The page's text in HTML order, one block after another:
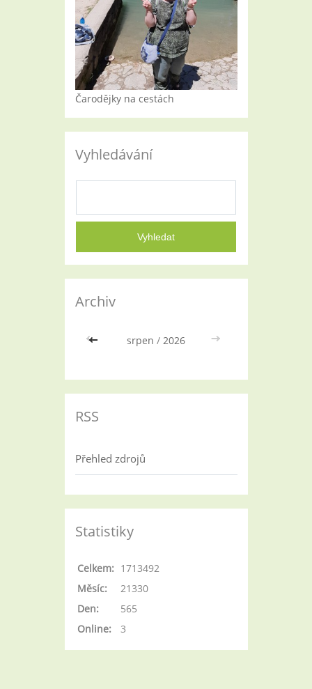
Čarodějky na cestách
Vyhledávání
Archiv
<< srpen / 2026 >>
RSS
Přehled zdrojů
Statistiky
Online: 3
Celkem: 1713492
Měsíc:
21330
Den:
565